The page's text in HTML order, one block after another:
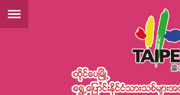
အဓိကအကြောင်းအရာပိတ်ပင်မှုကိုက